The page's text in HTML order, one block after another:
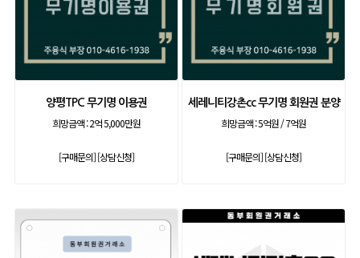
양평TPC 무기명 이용권
희망금액 :2억 5,000만원
[구매문의][상담신청]
세레니티강촌cc 무기명 회원권 분양
희망금액 :5억원 / 7억원
[구매문의][상담신청]